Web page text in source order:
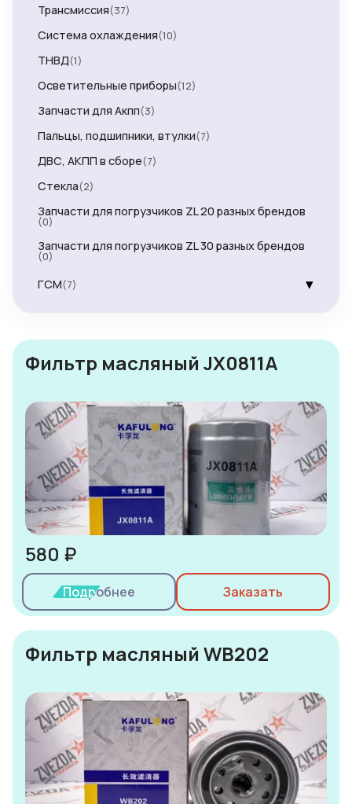
Трансмиссия(37)
Система охлаждения(10)
ТНВД(1)
Осветительные приборы(12)
Запчасти для Акпп(3)
Пальцы, подшипники, втулки(7)
ДВС, АКПП в сборе(7)
Стекла(2)
Запчасти для погрузчиков ZL 20 разных брендов
(0)
Запчасти для погрузчиков ZL 30 разных брендов
(0)
ГСМ(7) ▾
Фильтр масляный JX0811A
580 ₽
Подробнее Заказать
Фильтр масляный WB202